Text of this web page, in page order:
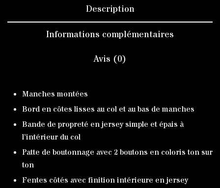
Description
Informations complémentaires
Avis (0)
Manches montées
Bord en côtes lisses au col et au bas de manches
Bande de propreté en jersey simple et épais à
l’intérieur du col
Patte de boutonnage avec 2 boutons en coloris ton sur
ton
Fentes côtés avec finition intérieure en jersey